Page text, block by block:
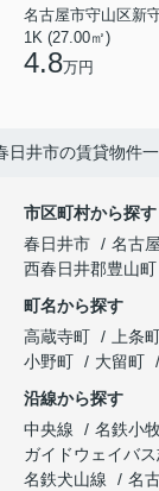
名古屋市守山区新
1K (27.00㎡)
4.8万円
日井市の賃貸物件
市区町村から探す
春日井市
名古
西春日井郡豊山町
町名から探す
高蔵寺町
上条
小野町
大留町
沿線から探す
中央線
名鉄小
ガイドウェイバ
名鉄犬山線
名